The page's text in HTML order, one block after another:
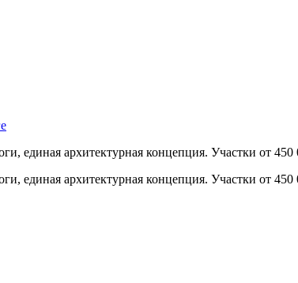
единая архитектурная концепция. Участки от 450
единая архитектурная концепция. Участки от 450